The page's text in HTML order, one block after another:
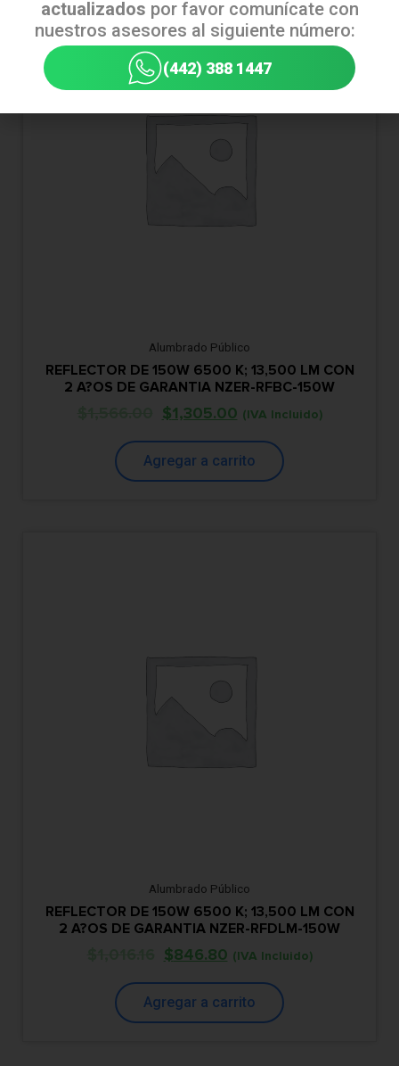
Alumbrado Público
REFLECTOR DE 150W 6500 K; 13,500 LM CON
2 A?OS DE GARANTIA NZER-RFBC-150W
$1,305.00 (IVA Incluido)
Agregar a carrito
Alumbrado Público
REFLECTOR DE 150W 6500 K; 13,500 LM CON
2 A?OS DE GARANTIA NZER-RFDLM-150W
$846.80 (IVA Incluido)
Agregar a carrito
actualizados por favor comunícate con
nuestros asesores al siguiente número:
(442) 388 1447